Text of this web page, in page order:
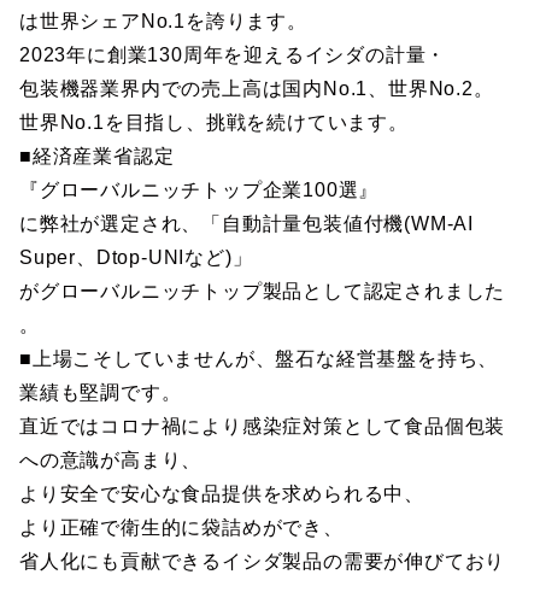
は世界シェアNo.1を誇ります。
2023年に創業130周年を迎えるイシダの計量・
包装機器業界内での売上高は国内No.1、世界No.2。
世界No.1を目指し、挑戦を続けています。
■経済産業省認定
『グローバルニッチトップ企業100選』
に弊社が選定され、「自動計量包装値付機(WM-AI
Super、Dtop-UNIなど)」
がグローバルニッチトップ製品として認定されました
。
■上場こそしていませんが、盤石な経営基盤を持ち、
業績も堅調です。
直近ではコロナ禍により感染症対策として食品個包装
への意識が高まり、
より安全で安心な食品提供を求められる中、
より正確で衛生的に袋詰めができ、
省人化にも貢献できるイシダ製品の需要が伸びており